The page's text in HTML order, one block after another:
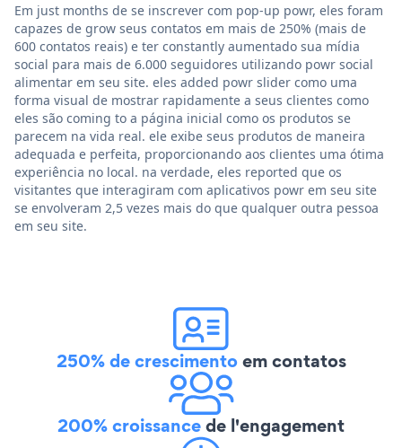
Em just months de se inscrever com pop-up powr, eles foram
capazes de grow seus contatos em mais de 250% (mais de
600 contatos reais) e ter constantly aumentado sua mídia
social para mais de 6.000 seguidores utilizando powr social
alimentar em seu site. eles added powr slider como uma
forma visual de mostrar rapidamente a seus clientes como
eles são coming to a página inicial como os produtos se
parecem na vida real. ele exibe seus produtos de maneira
adequada e perfeita, proporcionando aos clientes uma ótima
experiência no local. na verdade, eles reported que os
visitantes que interagiram com aplicativos powr em seu site
se envolveram 2,5 vezes mais do que qualquer outra pessoa
em seu site.
250% de crescimentoem contatos
200% croissancede l'engagement